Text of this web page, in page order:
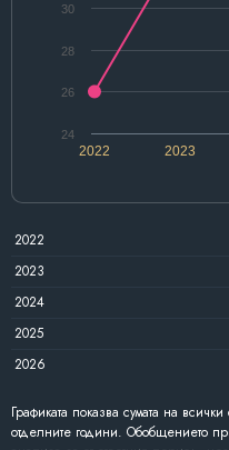
2022 2023
24
26
28
30
2022
2023
2024
2025
2026
Графиката показва сумата на
отделните години. Обобщението